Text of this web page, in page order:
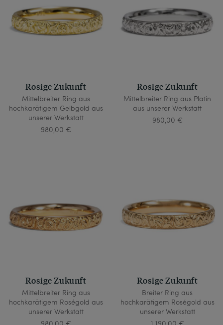
Rosige Zukunft
Mittelbreiter Ring aus
hochkarätigem Gelbgold aus
unserer Werkstatt
980,00 €
Rosige Zukunft
Mittelbreiter Ring aus Platin
aus unserer Werkstatt
980,00 €
Rosige Zukunft
Mittelbreiter Ring aus
hochkarätigem Roségold aus
unserer Werkstatt
Rosige Zukunft
Breiter Ring aus
hochkarätigem Roségold aus
unserer Werkstatt